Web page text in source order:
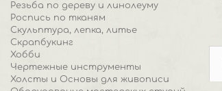
Резьба по дереву и линолеуму
Роспись по тканям
Скульптура, лепка, литье
Скрапбукинг
Хобби
Чертежные инструменты
Холсты и Основы для живописи